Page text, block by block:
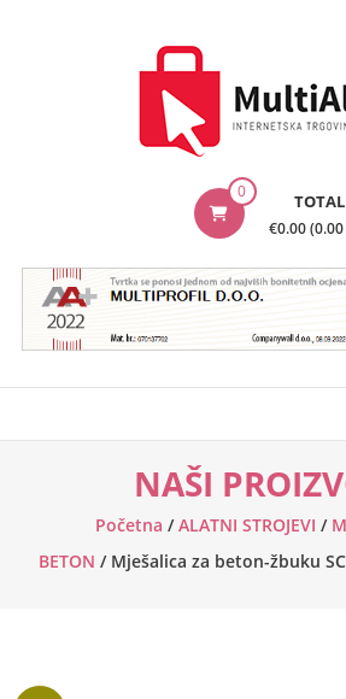
Internetska
trgovina
alata
0 TOTAL
€0.00
NAŠI
Početna /ALATNI STROJEVI /
BETON / Mješalica za beton-žbuku